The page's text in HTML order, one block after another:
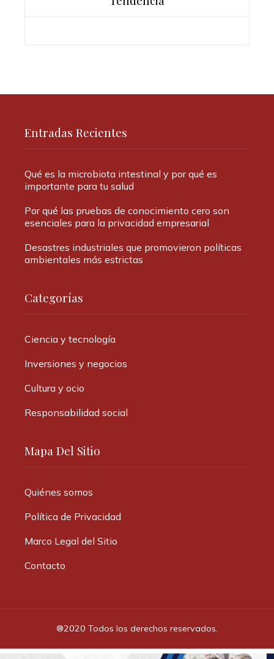
Entradas Recientes
Qué es la microbiota intestinal y por qué es
importante para tu salud
Por qué las pruebas de conocimiento cero son
esenciales para la privacidad empresarial
Desastres industriales que promovieron políticas
ambientales más estrictas
Categorías
Ciencia y tecnología
Inversiones y negocios
Cultura y ocio
Responsabilidad social
Mapa Del Sitio
Quiénes somos
Política de Privacidad
Marco Legal del Sitio
Contacto
®2020 Todos los derechos reservados.